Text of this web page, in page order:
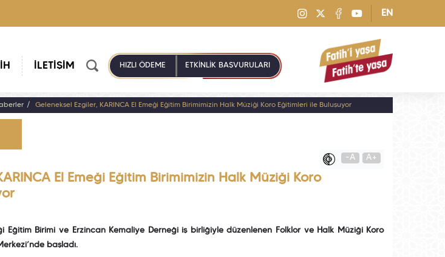
EN
İLETİŞİM HIZLI ÖDEME ETKİNLİK BAŞVURULARI
Geleneksel Ezgiler, KARINCA El Emeği Eğitim Birimimizin Halk Müziği Koro Eğitimleri ile Buluşuyor
-A A+
El Emeği Eğitim Birimimizin Halk Müziği Koro
Eğitim Birimi ve Erzincan Kemaliye Derneği iş birliğiyle düzenlenen Folklor ve Halk Müziği Koro
başladı.